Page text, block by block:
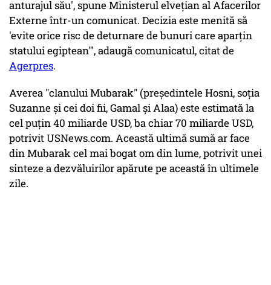
anturajul său', spune Ministerul elveţian al Afacerilor
Externe într-un comunicat. Decizia este menită să
'evite orice risc de deturnare de bunuri care aparţin
statului egiptean"', adaugă comunicatul, citat de
Agerpres.
Averea "clanului Mubarak" (preşedintele Hosni, soţia
Suzanne şi cei doi fii, Gamal şi Alaa) este estimată la
cel puţin 40 miliarde USD, ba chiar 70 miliarde USD,
potrivit USNews.com. Această ultimă sumă ar face
din Mubarak cel mai bogat om din lume, potrivit unei
sinteze a dezvăluirilor apărute pe această în ultimele
zile.